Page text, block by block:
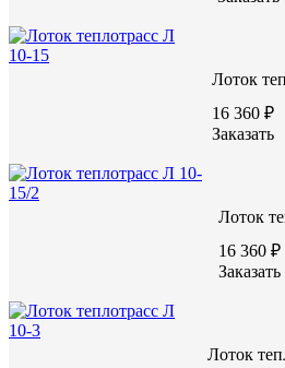
Лоток
16 360 ₽
Заказать
Лоток
16 360 ₽
Заказать
Лоток